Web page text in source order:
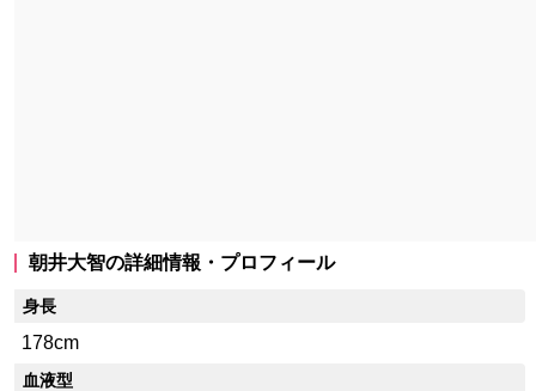
朝井大智の詳細情報・プロフィール
身長
178cm
血液型